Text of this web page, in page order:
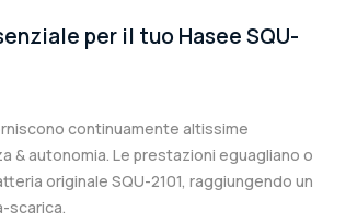
per il tuo Hasee SQU-
continuamente altissime
& autonomia. Le prestazioni eguagliano o
originale SQU-2101, raggiungendo un
scarica.